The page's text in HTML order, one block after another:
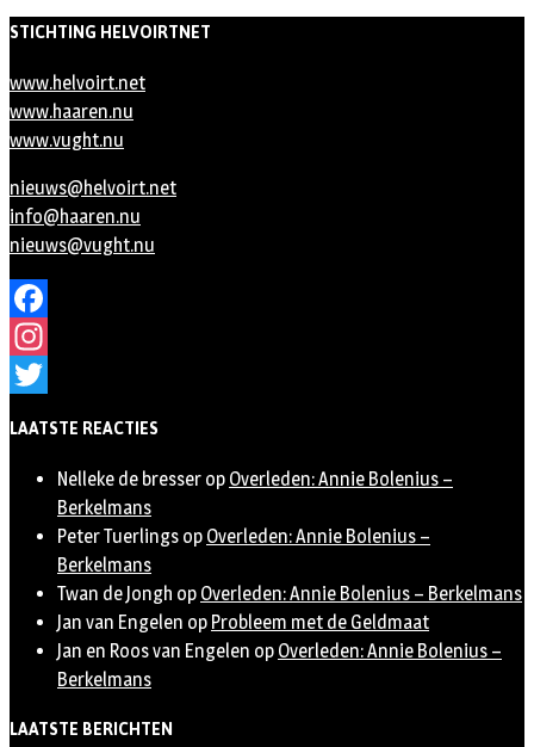
STICHTING HELVOIRTNET
www.helvoirt.net
www.haaren.nu
www.vught.nu
nieuws@helvoirt.net
info@haaren.nu
nieuws@vught.nu
Facebook
Instagram
LAATSTE REACTIES
Nelleke de bresser op Overleden: Annie Bolenius –
Berkelmans
Peter Tuerlings op Overleden: Annie Bolenius –
Berkelmans
Twan de Jongh op Overleden: Annie Bolenius – Berkelmans
Jan van Engelen op Probleem met de Geldmaat
Jan en Roos van Engelen op Overleden: Annie Bolenius –
Berkelmans
LAATSTE BERICHTEN